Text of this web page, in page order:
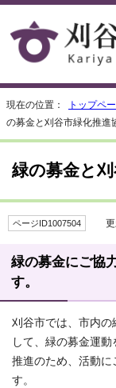
現在の位置： トップペ
の募金と刈谷市緑化推進
緑の募金と
ページID1007504 更
緑の募金にご協
す。
刈谷市では、市内の
して、緑の募金運
推進のため、活動に
す。